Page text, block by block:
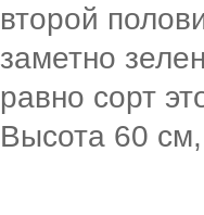
второй
заметно
равно сорт
Высота 60